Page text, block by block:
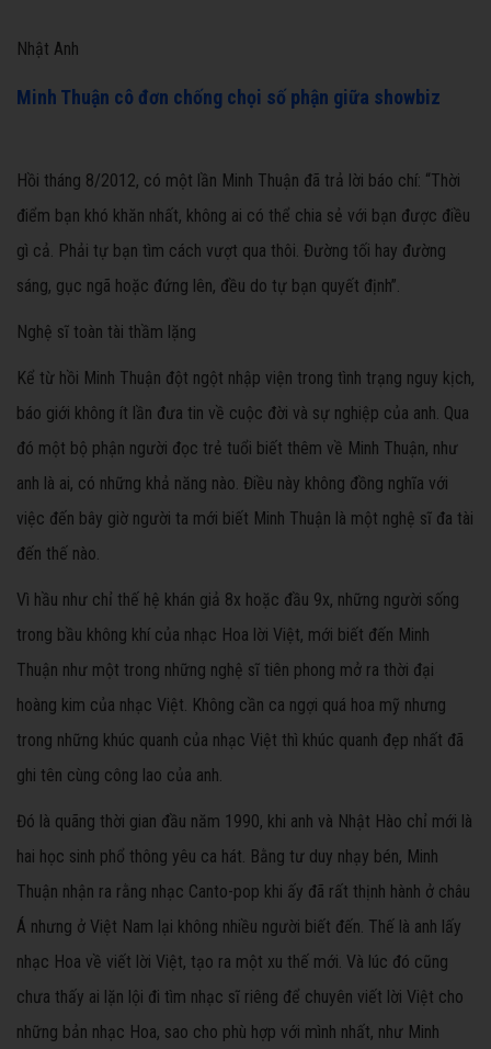
Nhật Anh
Minh Thuận cô đơn chống chọi số phận giữa showbiz
Hồi tháng 8/2012, có một lần Minh Thuận đã trả lời báo chí: “Thời
điểm bạn khó khăn nhất, không ai có thể chia sẻ với bạn được điều
gì cả. Phải tự bạn tìm cách vượt qua thôi. Đường tối hay đường
sáng, gục ngã hoặc đứng lên, đều do tự bạn quyết định”.
Nghệ sĩ toàn tài thầm lặng
Kể từ hồi Minh Thuận đột ngột nhập viện trong tình trạng nguy kịch,
báo giới không ít lần đưa tin về cuộc đời và sự nghiệp của anh. Qua
đó một bộ phận người đọc trẻ tuổi biết thêm về Minh Thuận, như
anh là ai, có những khả năng nào. Điều này không đồng nghĩa với
việc đến bây giờ người ta mới biết Minh Thuận là một nghệ sĩ đa tài
đến thế nào.
Vì hầu như chỉ thế hệ khán giả 8x hoặc đầu 9x, những người sống
trong bầu không khí của nhạc Hoa lời Việt, mới biết đến Minh
Thuận như một trong những nghệ sĩ tiên phong mở ra thời đại
hoàng kim của nhạc Việt. Không cần ca ngợi quá hoa mỹ nhưng
trong những khúc quanh của nhạc Việt thì khúc quanh đẹp nhất đã
ghi tên cùng công lao của anh.
Đó là quãng thời gian đầu năm 1990, khi anh và Nhật Hào chỉ mới là
hai học sinh phổ thông yêu ca hát. Bằng tư duy nhạy bén, Minh
Thuận nhận ra rằng nhạc Canto-pop khi ấy đã rất thịnh hành ở châu
Á nhưng ở Việt Nam lại không nhiều người biết đến. Thế là anh lấy
nhạc Hoa về viết lời Việt, tạo ra một xu thế mới. Và lúc đó cũng
chưa thấy ai lặn lội đi tìm nhạc sĩ riêng để chuyên viết lời Việt cho
những bản nhạc Hoa, sao cho phù hợp với mình nhất, như Minh